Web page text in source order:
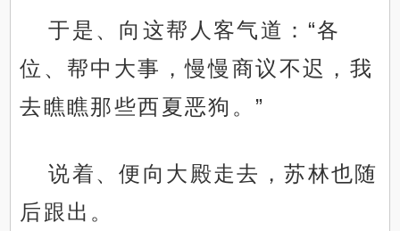
于是、向这帮人客气道：“各
位、帮中大事，慢慢商议不迟，我
去瞧瞧那些西夏恶狗。”
说着、便向大殿走去，苏林也随
后跟出。